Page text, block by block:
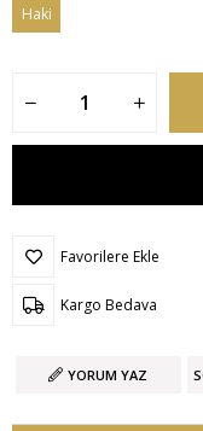
Haki
Favorilere Ekle
Kargo Bedava
YORUM YAZ